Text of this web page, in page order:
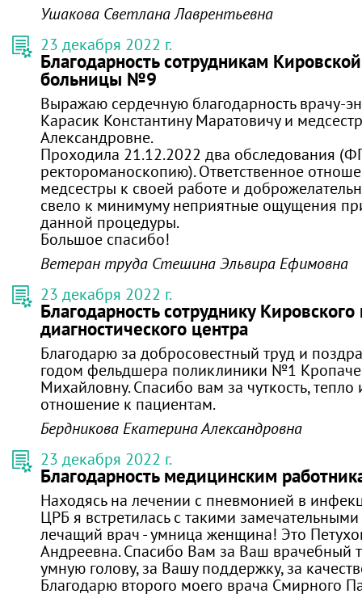
Ушакова Светлана Лаврентьевна
23 декабря 2022 г.
Благодарность сотрудникам
больницы №9
Выражаю сердечную благодарность врачу-
Карасик Константину Маратовичу и
Александровне.
Проходила 21.12.2022 два обследования
ректороманоскопию). Ответственное
медсестры к своей работе и
свело к минимуму неприятные ощущения
данной процедуры.
Большое спасибо!
Ветеран труда Стешина Эльвира Ефимовна
23 декабря 2022 г.
Благодарность сотруднику
диагностического центра
Благодарю за добросовестный труд и
годом фельдшера поликлиники №1
Михайловну. Спасибо вам за чуткость,
отношение к пациентам.
Бердникова Екатерина Александровна
23 декабря 2022 г.
Благодарность медицинским
Находясь на лечении с пневмонией в
ЦРБ я встретилась с такими
лечащий врач - умница женщина! Это
Андреевна. Спасибо Вам за Ваш врачебный
умную голову, за Вашу поддержку, за
Благодарю второго моего врача Смирного